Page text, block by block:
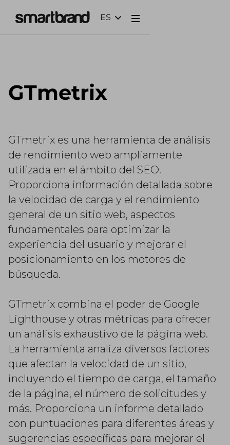
ES
GTmetrix
GTmetrix es una herramienta de análisis
de rendimiento web ampliamente
utilizada en el ámbito del SEO.
Proporciona información detallada sobre
la velocidad de carga y el rendimiento
general de un sitio web, aspectos
fundamentales para optimizar la
experiencia del usuario y mejorar el
posicionamiento en los motores de
búsqueda.
GTmetrix combina el poder de Google
Lighthouse y otras métricas para ofrecer
un análisis exhaustivo de la página web.
La herramienta analiza diversos factores
que afectan la velocidad de un sitio,
incluyendo el tiempo de carga, el tamaño
de la página, el número de solicitudes y
más. Proporciona un informe detallado
con puntuaciones para diferentes áreas y
sugerencias específicas para mejorar el